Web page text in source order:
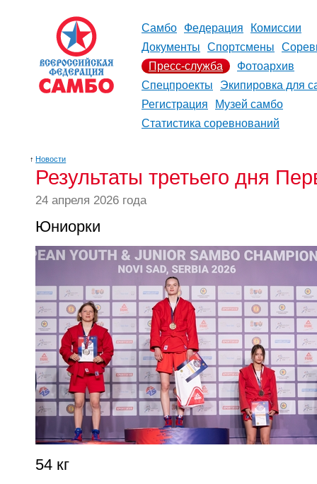
Самбо Федерация
Комиссии
Документы
Спортсмены
Пресс-служба
Фотоархив
Спецпроекты
Экипировка для
Регистрация
Музей самбо
Статистика соревнований
↑ Новости
Результаты третьего дня
24 апреля 2026 года
Юниорки
54 кг